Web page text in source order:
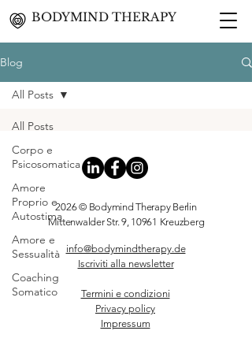
BODYMIND THERAPY
Blog
All Posts
Corpo e
Psicosomatica
Amore
Proprio e
Autostima
Amore e
Sessualità
Coaching
Somatico
All Posts
2026 © Bodymind Therapy Berlin
Mittenwalder Str. 9, 10961 Kreuzberg
info@bodymindtherapy.de
Iscriviti alla newsletter
Termini e condizioni
Privacy policy
Impressum